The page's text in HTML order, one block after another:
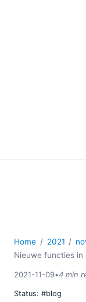
Home 2021
Nieuwe functies in
2021-11-09•4 min
Status: #blog